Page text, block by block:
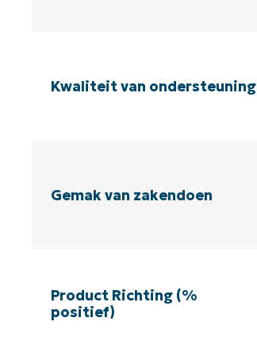
Kwaliteit van ondersteuning
Gemak van zakendoen
Product Richting (%
positief)